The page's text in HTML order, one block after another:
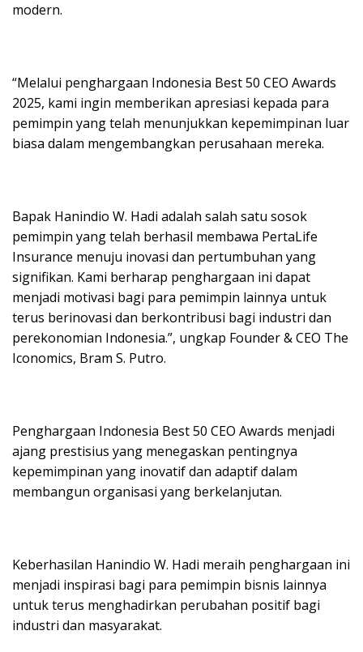
modern.
“Melalui penghargaan Indonesia Best 50 CEO Awards
2025, kami ingin memberikan apresiasi kepada para
pemimpin yang telah menunjukkan kepemimpinan luar
biasa dalam mengembangkan perusahaan mereka.
Bapak Hanindio W. Hadi adalah salah satu sosok
pemimpin yang telah berhasil membawa PertaLife
Insurance menuju inovasi dan pertumbuhan yang
signifikan. Kami berharap penghargaan ini dapat
menjadi motivasi bagi para pemimpin lainnya untuk
terus berinovasi dan berkontribusi bagi industri dan
perekonomian Indonesia.”, ungkap Founder & CEO The
Iconomics, Bram S. Putro.
Penghargaan Indonesia Best 50 CEO Awards menjadi
ajang prestisius yang menegaskan pentingnya
kepemimpinan yang inovatif dan adaptif dalam
membangun organisasi yang berkelanjutan.
Keberhasilan Hanindio W. Hadi meraih penghargaan ini
menjadi inspirasi bagi para pemimpin bisnis lainnya
untuk terus menghadirkan perubahan positif bagi
industri dan masyarakat.